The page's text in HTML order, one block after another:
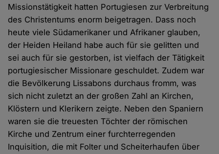
Missionstätigkeit hatten Portugiesen zur Verbreitung
des Christentums enorm beigetragen. Dass noch
heute viele Südamerikaner und Afrikaner glauben,
der Heiden Heiland habe auch für sie gelitten und
sei auch für sie gestorben, ist vielfach der Tätigkeit
portugiesischer Missionare geschuldet. Zudem war
die Bevölkerung Lissabons durchaus fromm, was
sich nicht zuletzt an der großen Zahl an Kirchen,
Klöstern und Klerikern zeigte. Neben den Spaniern
waren sie die treuesten Töchter der römischen
Kirche und Zentrum einer furchterregenden
Inquisition, die mit Folter und Scheiterhaufen über